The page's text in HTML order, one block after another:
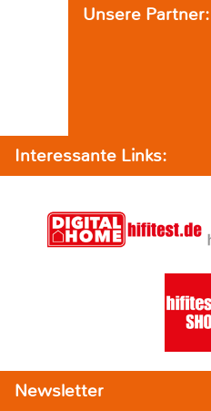
Unsere Partner:
Interessante Links:
Newsletter